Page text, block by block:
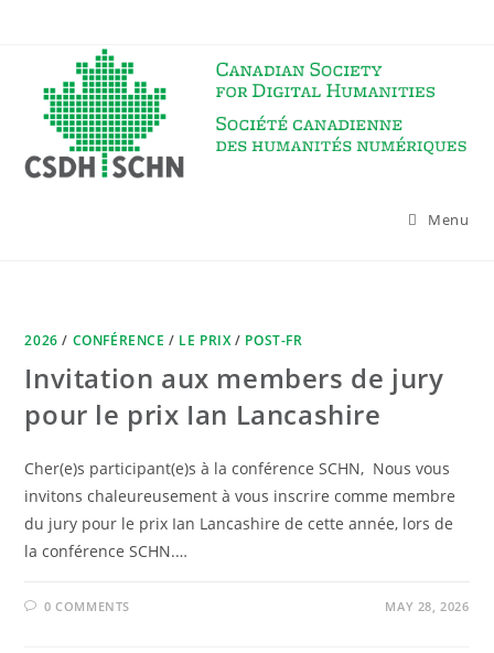
Menu
2026 / CONFÉRENCE / LE PRIX/ POST-FR
Invitation aux members de jury
pour le prix Ian Lancashire
Cher(e)s participant(e)s à la conférence SCHN, Nous vous
invitons chaleureusement à vous inscrire comme membre
du jury pour le prix Ian Lancashire de cette année, lors de
la conférence SCHN.…
0 COMMENTS MAY 28, 2026